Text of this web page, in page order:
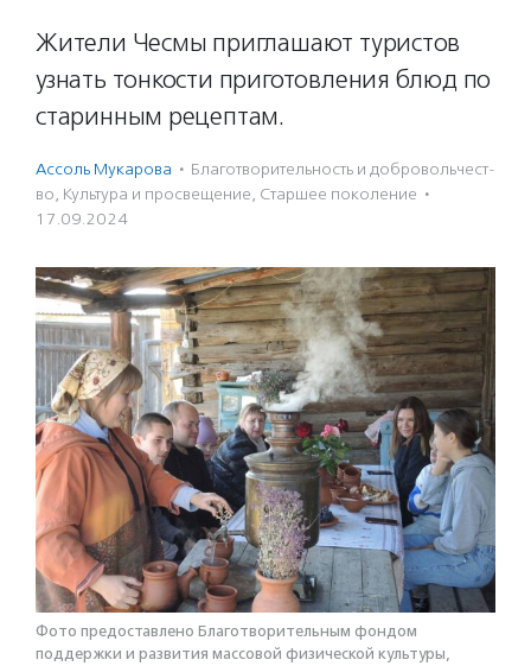
Жители Чесмы приглашают туристов
узнать тонкости приготовления блюд по
старинным рецептам.
Ассоль Мукарова · Благотвори­тель­ность и доброволь­чест­
во, Культура и просвещение, Старшее поколение ·
17.09.2024
Фото предоставлено Благотворительным фондом
поддержки и развития массовой физической культуры,